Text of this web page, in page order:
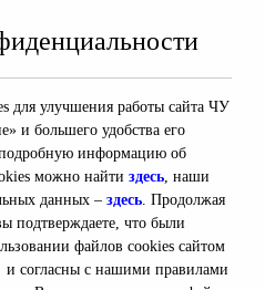
94
460000
для улучшения работы сайта ЧУ
и большего удобства его
подробную информацию об
можно найти здесь, наши
данных – здесь. Продолжая
подтверждаете, что были
файлов cookies сайтом
согласны с нашими правилами